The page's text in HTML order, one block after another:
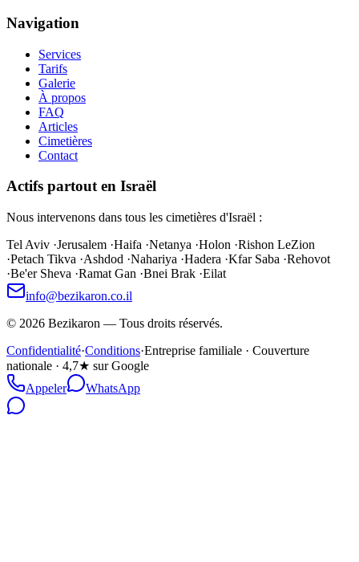
Navigation
Services
Tarifs
Galerie
À propos
FAQ
Articles
Cimetières
Contact
Actifs partout en Israël
Nous intervenons dans tous les cimetières d'Israël :
Tel Aviv ·Jerusalem ·Haifa ·Netanya ·Holon ·Rishon LeZion
·Petach Tikva ·Ashdod ·Nahariya ·Hadera ·Kfar Saba ·Rehovot
·Be'er Sheva ·Ramat Gan ·Bnei Brak ·Eilat
info@bezikaron.co.il
© 2026 Bezikaron — Tous droits réservés.
Confidentialité·Conditions·Entreprise familiale · Couverture
nationale · 4,7★ sur Google
Appeler
WhatsApp